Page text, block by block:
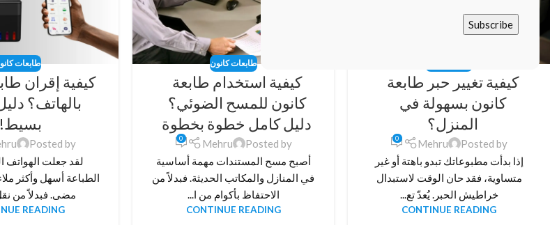
كيفية تغيير حبر طابعة
كانون بسهولة في
المنزل؟
Posted by
Mehru
0
إذا بدأت مطبوعاتك تبدو باهتة أو غير
متساوية، فقد حان الوقت لاستبدال
خراطيش الحبر. يُعدّ تع...
CONTINUE READING
طابعات كانون
كيفية استخدام طابعة
كانون للمسح الضوئي؟
دليل كامل خطوة بخطوة
Posted by
Mehru
0
أصبح مسح المستندات مهمة أساسية
في المنازل والمكاتب الحديثة. فبدلاً من
الاحتفاظ بأكوام من ا...
CONTINUE READING
طابعات
كيفية إقران
بالهاتف؟
بسيط!
Posted by
لقد جعلت الهواتف
الطباعة أسهل وأكثر
مضى. فبدلاً من
READING